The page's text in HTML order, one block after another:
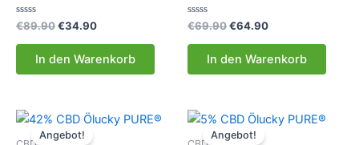
Bewertet
0
€89.90Ursprünglicher
war:
€89.90
€34.90Aktueller
ist:
€34.90.
In den Warenkorb
Bewertet
0
€69.90Ursprünglicher
war:
€69.90
€64.90Aktueller
ist:
€64.90.
In den Warenkorb
Angebot! Angebot!